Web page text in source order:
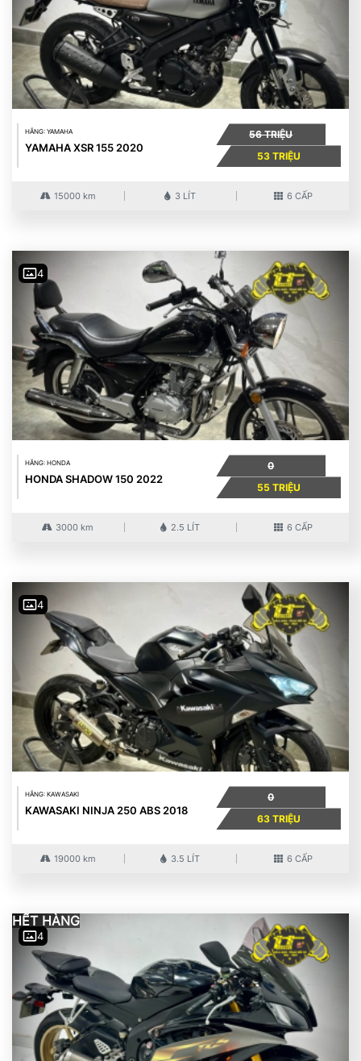
HÃNG: YAMAHA
YAMAHA XSR 155 2020
56 TRIỆU
53 TRIỆU
15000 km 3 LÍT 6 CẤP
4
HÃNG: HONDA
HONDA SHADOW 150 2022
0
55 TRIỆU
3000 km 2.5 LÍT 6 CẤP
4
HÃNG: KAWASAKI
KAWASAKI NINJA 250 ABS 2018
0
63 TRIỆU
19000 km 3.5 LÍT 6 CẤP
4
HẾT HÀNG